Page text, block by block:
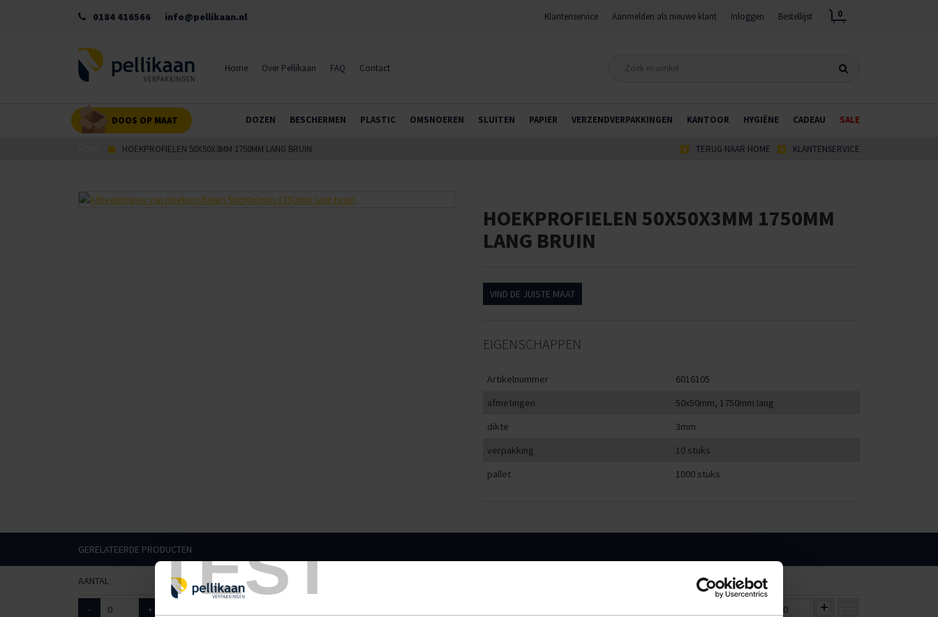
TEST
0184 416566 info@pellikaan.nl Klantenservice Aanmelden als nieuwe klant Inloggen Bestellijst 0
Home Over Pellikaan FAQ Contact
DOZEN BESCHERMEN PLASTIC OMSNOEREN SLUITEN PAPIER VERZENDVERPAKKINGEN KANTOOR HYGIËNE CADEAU SALE
DOOS OP MAAT
HOEKPROFIELEN 50X50X3MM 1750MM LANG BRUIN KLANTENSERVICE
TERUG NAAR HOME
HOEKPROFIELEN 50X50X3MM 1750MM
LANG BRUIN
VIND DE JUISTE MAAT
EIGENSCHAPPEN
Artikelnummer
6016105
afmetingen
50x50mm, 1750mm lang
dikte
3mm
verpakking
10 stuks
pallet
1000 stuks
GERELATEERDE PRODUCTEN
AANTAL ART. NR. AFMETINGEN 500
- + €0,00